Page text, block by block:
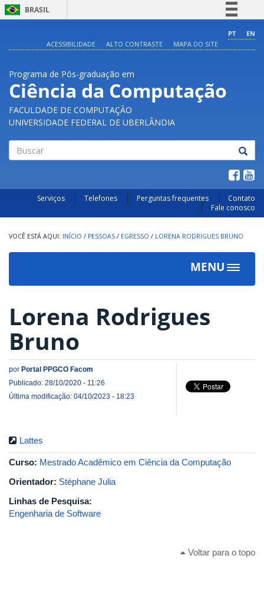
BRASIL
Comunica BR
Acesso à informação
Legislação
PT
EN
ACESSIBILIDADE
ALTO CONTRASTE MAPA DO SITE
Programa de Pós-graduação em
Ciência da Computação
FACULDADE DE COMPUTAÇÃO
UNIVERSIDADE FEDERAL DE UBERLÂNDIA
Serviços Telefones Perguntas frequentes
Contato
Fale conosco
INÍCIO / PESSOAS / EGRESSO / LORENA RODRIGUES BRUNO
MENU
Toggle
Lorena Rodrigues
Bruno
por Portal PPGCO Facom
Publicado: 28/10/2020 - 11:26
Última modificação: 04/10/2023 - 18:23
Lattes
Curso: Mestrado Acadêmico em Ciência da Computação
Orientador: Stéphane Julia
Linhas de Pesquisa:
Engenharia de Software
Voltar para o topo